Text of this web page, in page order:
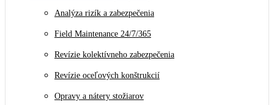
Analýza rizík a zabezpečenia
Field Maintenance 24/7/365
Revízie kolektívneho zabezpečenia
Revízie oceľových konštrukcií
Opravy a nátery stožiarov